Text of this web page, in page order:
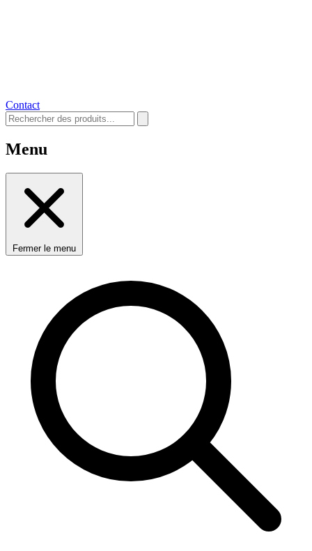
Contact
Menu
Fermer le menu